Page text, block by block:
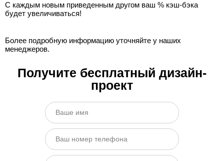
С каждым новым приведенным другом ваш % кэш-бэка
будет увеличиваться!
Более подробную информацию уточняйте у наших
менеджеров.
Получите бесплатный дизайн-
проект